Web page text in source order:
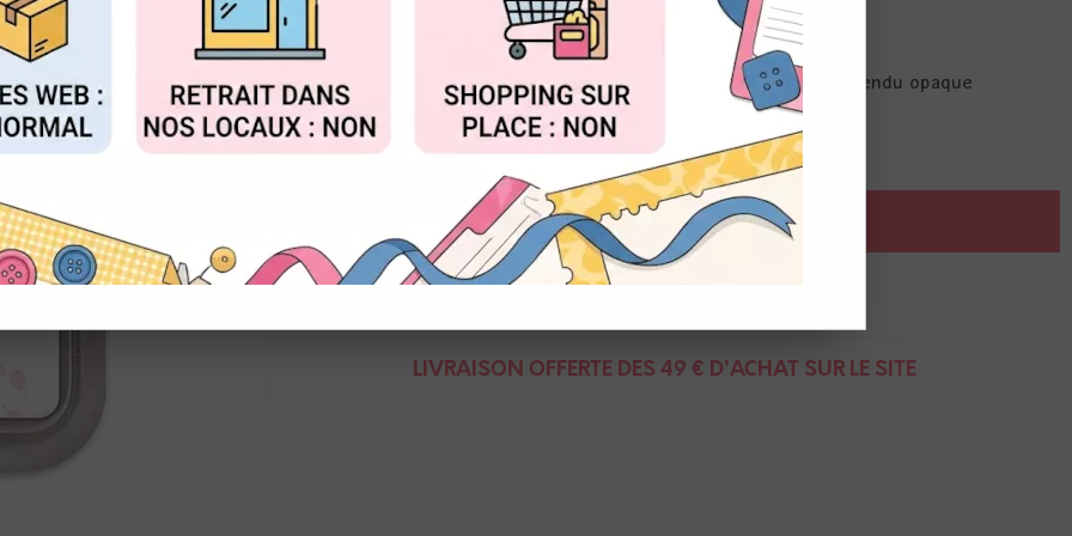
Réf. :TDO56232
Encre dye et pigments, réactive à l'eau pour créer un effet oxydé. Rendu opaque
Tim Hlotz - Ranger
789541056232
AJOUTER AU PANIER
Demande de renseignement
LIVRAISON OFFERTE DÈS 49 € D'ACHAT SUR LE SITE
ACCEPTER TOUT